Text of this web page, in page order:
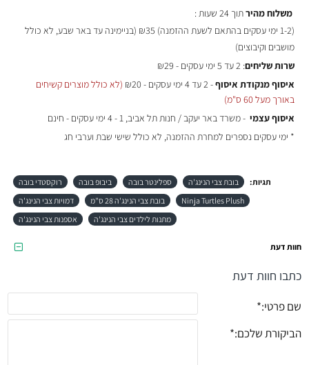
משלוח מהירתוך 24 שעות :
(1-2 ימי עסקים בהתאם לשעת ההזמנה)
₪35 (בניימינה עד באר שבע, לא כולל
מושבים וקיבוצים)
שרות שליחים: 2 עד 5 ימי עסקים - ₪29
איסוף מנקודת איסוף- 2 עד 4 ימי עסקים - ₪20
(לא כולל מוצרים קשיחים
באורך מעל 60 ס"מ)
איסוף עצמי - משרד באר יעקב / חנות תל אביב, 1 - 4 ימי עסקים - חינם
* ימי עסקים נספרים למחרת ההזמנה, לא כולל שישי שבת וערבי חג
תגיות: בובת צבי הנינג'ה ספלינטר בובה ביבופ בובה
רוקסטדי בובה
Ninja Turtles Plush
בובת צבי הנינג'ה 28 ס"מ
דמויות צבי הנינג'ה
מתנות לילדים צבי הנינג'ה
אספנות צבי הנינג'ה
חוות דעת
כתבו חוות דעת
שם פרטי:
הביקורת שלכם: